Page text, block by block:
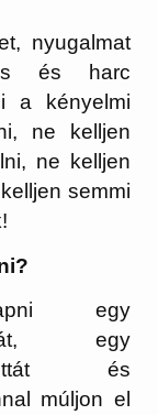
nyugalmat
és harc
a kényelmi
ne kelljen
ne kelljen
semmi
egy
egy
és
múljon el